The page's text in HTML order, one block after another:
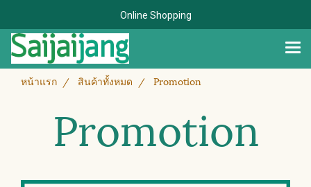
Online Shopping
หน้าแรก สินค้าทั้งหมด Promotion
Promotion